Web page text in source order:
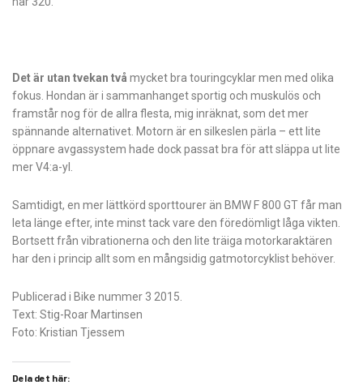
Det är utan tvekan två mycket bra touringcyklar men med olika
fokus. Hondan är i sammanhanget sportig och muskulös och
framstår nog för de allra flesta, mig inräknat, som det mer
spännande alternativet. Motorn är en silkeslen pärla – ett lite
öppnare avgassystem hade dock passat bra för att släppa ut lite
mer V4:a-yl.
Samtidigt, en mer lättkörd sporttourer än BMW F 800 GT får man
leta länge efter, inte minst tack vare den föredömligt låga vikten.
Bortsett från vibrationerna och den lite träiga motorkaraktären
har den i princip allt som en mångsidig gatmotorcyklist behöver.
Publicerad i Bike nummer 3 2015.
Text: Stig-Roar Martinsen
Foto: Kristian Tjessem
Dela det här: